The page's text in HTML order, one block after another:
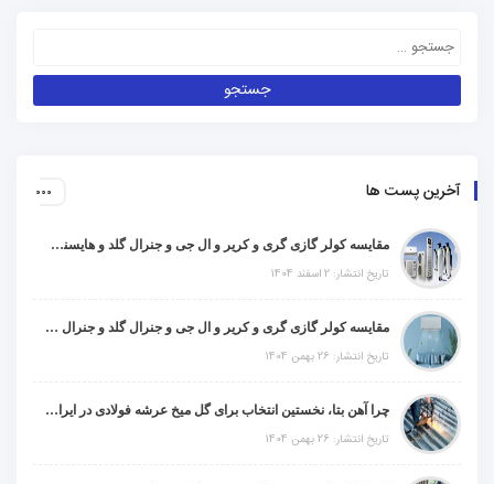
آخرین پست ها
مقایسه کولر گازی گری و کریر و ال جی و جنرال گلد و هایسنس و مدیا و اجنرال
تاریخ انتشار: 2 اسفند 1404
مقایسه کولر گازی گری و کریر و ال جی و جنرال گلد و جنرال شکار و سامسونگ و یونیوا
تاریخ انتشار: 26 بهمن 1404
چرا آهن بتا، نخستین انتخاب برای گل میخ عرشه فولادی در ایران است؟
تاریخ انتشار: 26 بهمن 1404